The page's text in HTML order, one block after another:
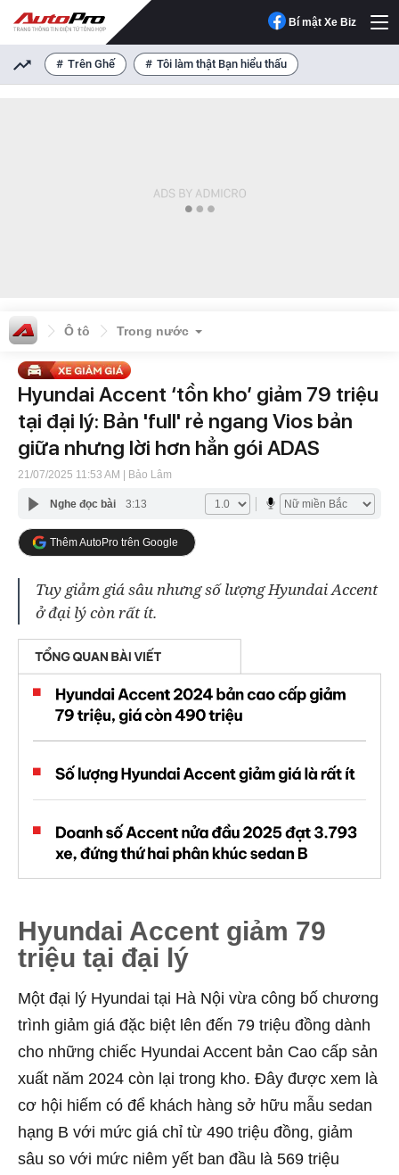
Bí mật Xe Biz
Trên Ghế Tôi làm thật Bạn hiểu thấu
Ô tô Trong nước
Hyundai Accent ‘tồn kho’ giảm 79 triệu
tại đại lý: Bản 'full' rẻ ngang Vios bản
giữa nhưng lời hơn hẳn gói ADAS
21/07/2025 11:53 AM | Bảo Lâm
Nghe đọc bài 3:13
Thêm AutoPro trên Google
Tuy giảm giá sâu nhưng số lượng Hyundai Accent
ở đại lý còn rất ít.
Hyundai Accent giảm 79
triệu tại đại lý
Một đại lý Hyundai tại Hà Nội vừa công bố chương
trình giảm giá đặc biệt lên đến 79 triệu đồng dành
cho những chiếc Hyundai Accent bản Cao cấp sản
xuất năm 2024 còn lại trong kho. Đây được xem là
cơ hội hiếm có để khách hàng sở hữu mẫu sedan
hạng B với mức giá chỉ từ 490 triệu đồng, giảm
sâu so với mức niêm yết ban đầu là 569 triệu